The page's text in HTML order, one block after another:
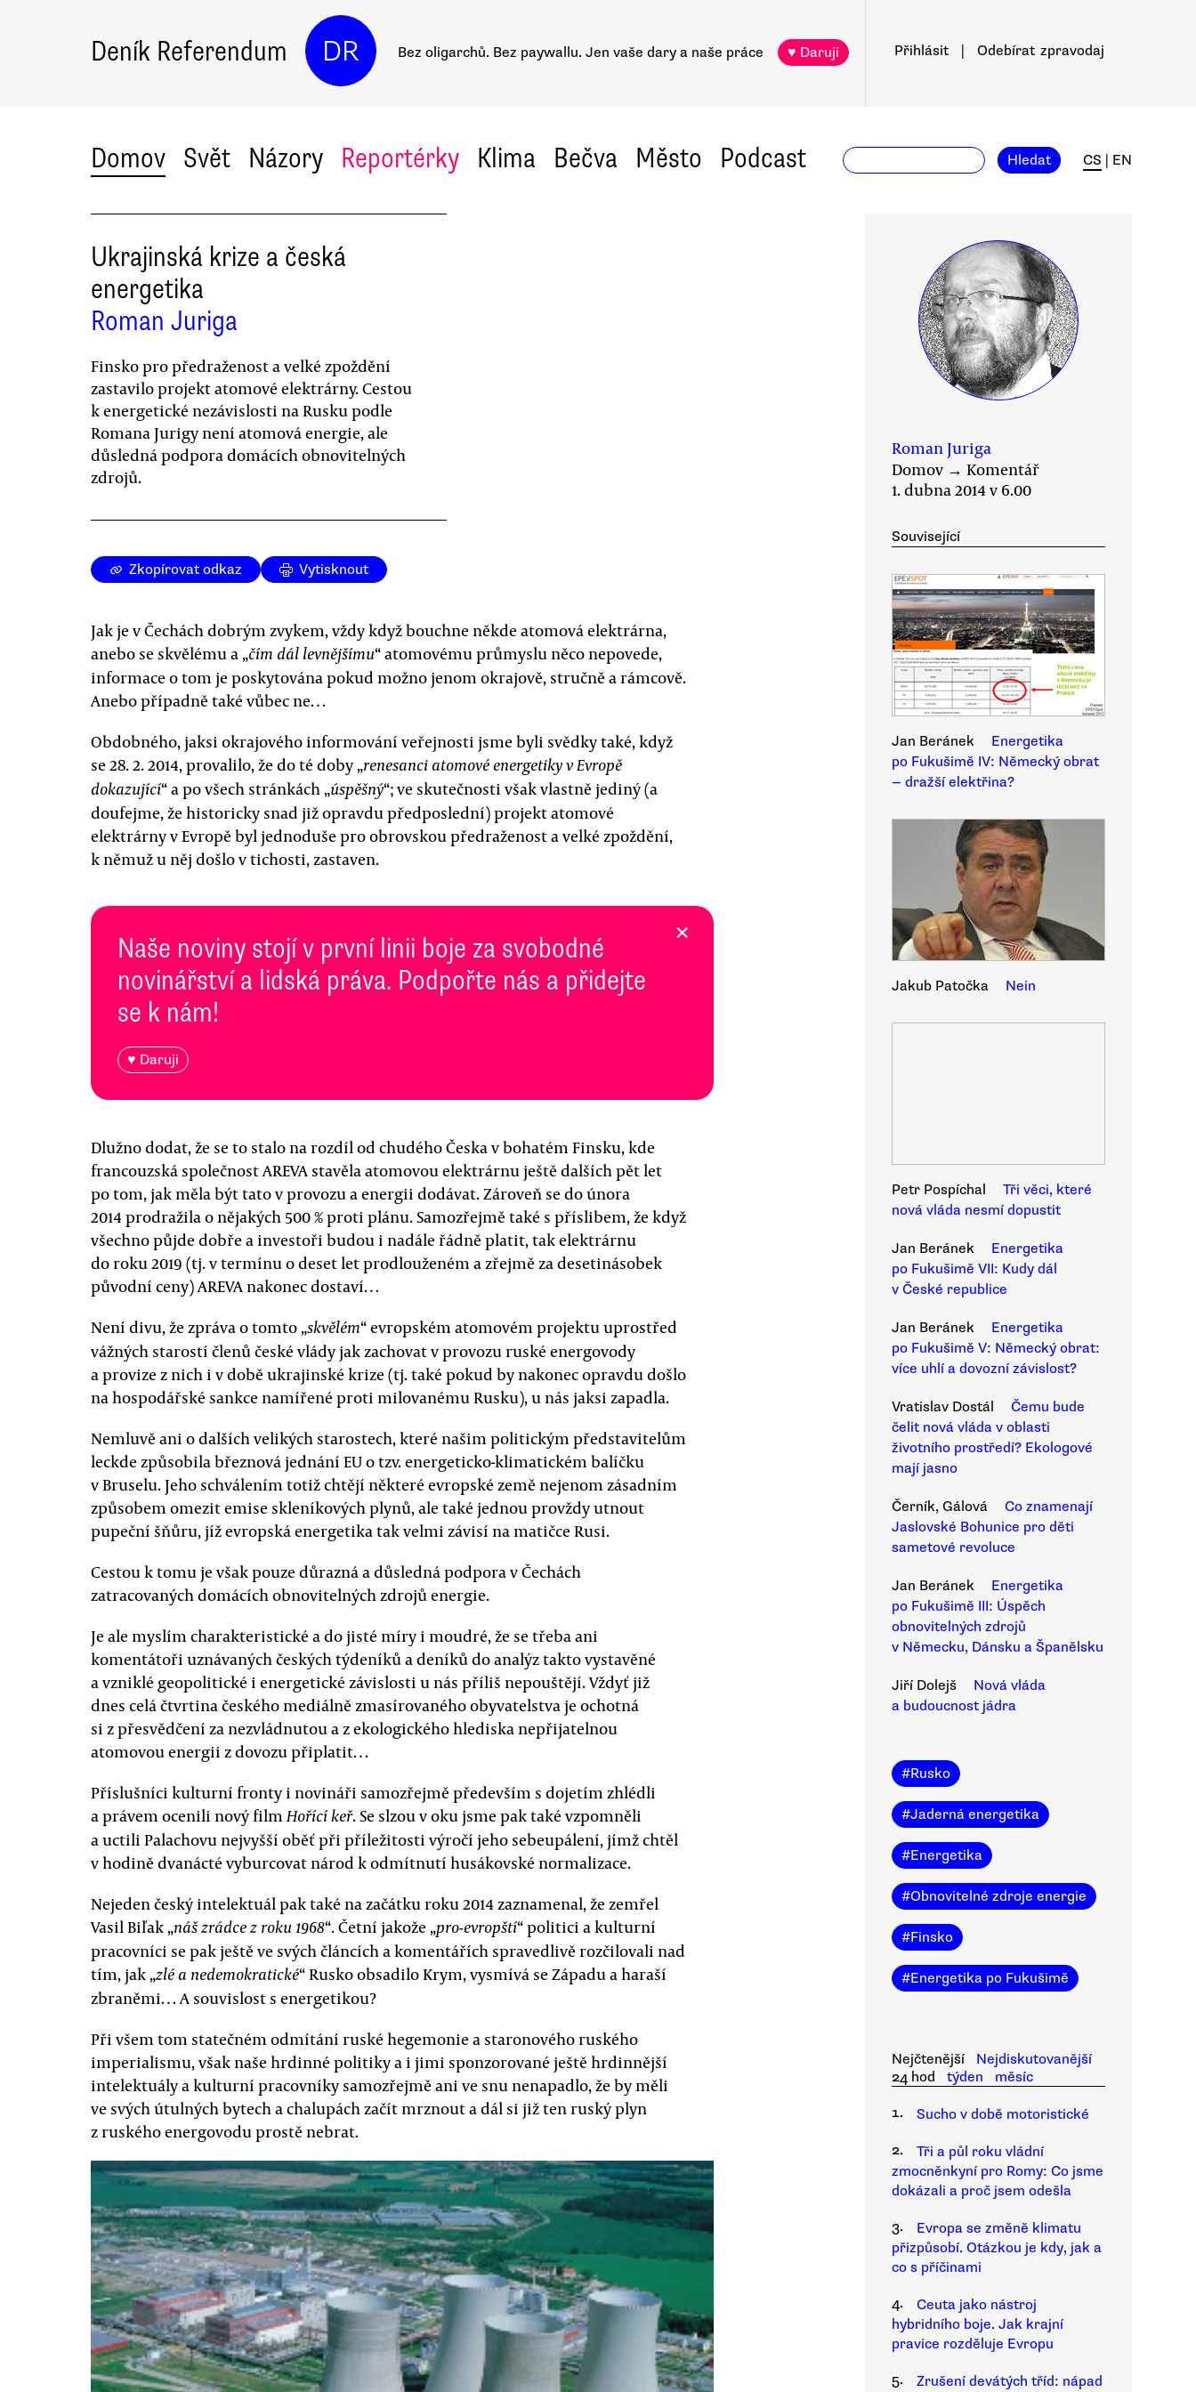
Deník Referendum DR Bez oligarchů. Bez paywallu. Jen vaše dary a naše práce ♥ Daruji Přihlásit Odebírat zpravodaj
Domov Svět Názory Reportérky Klima Bečva Město Podcast Hledat CS EN
Ukrajinská krize a česká
energetika
Roman Juriga
Finsko pro předraženost a velké zpoždění
zastavilo projekt atomové elektrárny. Cestou
k energetické nezávislosti na Rusku podle
Romana Jurigy není atomová energie, ale
důsledná podpora domácích obnovitelných
zdrojů.
Zkopírovat odkaz Vytisknout
Jak je v Čechách dobrým zvykem, vždy když bouchne někde atomová elektrárna,
anebo se skvělému a „čím dál levnějšímu“ atomovému průmyslu něco nepovede,
informace o tom je poskytována pokud možno jenom okrajově, stručně a rámcově.
Anebo případně také vůbec ne…
Obdobného, jaksi okrajového informování veřejnosti jsme byli svědky také, když
se 28. 2. 2014, provalilo, že do té doby „renesanci atomové energetiky v Evropě
dokazující“ a po všech stránkách „úspěšný“; ve skutečnosti však vlastně jediný (a
doufejme, že historicky snad již opravdu předposlední) projekt atomové
elektrárny v Evropě byl jednoduše pro obrovskou předraženost a velké zpoždění,
k němuž u něj došlo v tichosti, zastaven.
Naše noviny stojí v první linii boje za svobodné
novinářství a lidská práva. Podpořte nás a přidejte
se k nám!
♥ Daruji
×
Dlužno dodat, že se to stalo na rozdíl od chudého Česka v bohatém Finsku, kde
francouzská společnost AREVA stavěla atomovou elektrárnu ještě dalších pět let
po tom, jak měla být tato v provozu a energii dodávat. Zároveň se do února
2014 prodražila o nějakých 500 % proti plánu. Samozřejmě také s příslibem, že když
všechno půjde dobře a investoři budou i nadále řádně platit, tak elektrárnu
do roku 2019 (tj. v termínu o deset let prodlouženém a zřejmě za desetinásobek
původní ceny) AREVA nakonec dostaví…
Není divu, že zpráva o tomto „skvělém“ evropském atomovém projektu uprostřed
vážných starostí členů české vlády jak zachovat v provozu ruské energovody
a provize z nich i v době ukrajinské krize (tj. také pokud by nakonec opravdu došlo
na hospodářské sankce namířené proti milovanému Rusku), u nás jaksi zapadla.
Nemluvě ani o dalších velikých starostech, které našim politickým představitelům
leckde způsobila březnová jednání EU o tzv. energeticko-klimatickém balíčku
v Bruselu. Jeho schválením totiž chtějí některé evropské země nejenom zásadním
způsobem omezit emise skleníkových plynů, ale také jednou provždy utnout
pupeční šňůru, jíž evropská energetika tak velmi závisí na matičce Rusi.
Cestou k tomu je však pouze důrazná a důsledná podpora v Čechách
zatracovaných domácích obnovitelných zdrojů energie.
Je ale myslím charakteristické a do jisté míry i moudré, že se třeba ani
komentátoři uznávaných českých týdeníků a deníků do analýz takto vystavěné
a vzniklé geopolitické i energetické závislosti u nás příliš nepouštějí. Vždyť již
dnes celá čtvrtina českého mediálně zmasírovaného obyvatelstva je ochotná
si z přesvědčení za nezvládnutou a z ekologického hlediska nepřijatelnou
atomovou energii z dovozu připlatit…
Příslušníci kulturní fronty i novináři samozřejmě především s dojetím zhlédli
a právem ocenili nový filmHořící keř. Se slzou v oku jsme pak také vzpomněli
a uctili Palachovu nejvyšší oběť při příležitosti výročí jeho sebeupálení, jímž chtěl
v hodině dvanácté vyburcovat národ k odmítnutí husákovské normalizace.
Nejeden český intelektuál pak také na začátku roku 2014 zaznamenal, že zemřel
Vasil Biľak „náš zrádce z roku 1968“. Četní jakože „pro-evropští“ politici a kulturní
pracovníci se pak ještě ve svých článcích a komentářích spravedlivě rozčilovali nad
tím, jak „zlé a nedemokratické“ Rusko obsadilo Krym, vysmívá se Západu a haraší
zbraněmi… A souvislost s energetikou?
Při všem tom statečném odmítání ruské hegemonie a staronového ruského
imperialismu, však naše hrdinné politiky a i jimi sponzorované ještě hrdinnější
intelektuály a kulturní pracovníky samozřejmě ani ve snu nenapadlo, že by měli
ve svých útulných bytech a chalupách začít mrznout a dál si již ten ruský plyn
z ruského energovodu prostě nebrat.
Roman Juriga
Domov → Komentář
1. dubna 2014 v 6.00
Související
Jan Beránek
Energetika
po Fukušimě IV: Německý obrat
— dražší elektřina?
Jakub Patočka Nein
Petr Pospíchal
Tři věci, které
nová vláda nesmí dopustit
Jan Beránek
Energetika
po Fukušimě VII: Kudy dál
v České republice
Jan Beránek
Energetika
po Fukušimě V: Německý obrat:
více uhlí a dovozní závislost?
Vratislav Dostál
Čemu bude
čelit nová vláda v oblasti
životního prostředí? Ekologové
mají jasno
Černík, Gálová
Co znamenají
Jaslovské Bohunice pro děti
sametové revoluce
Jan Beránek
Energetika
po Fukušimě III: Úspěch
obnovitelných zdrojů
v Německu, Dánsku a Španělsku
Jiří Dolejš
Nová vláda
a budoucnost jádra
#Rusko
#Jaderná energetika
#Energetika
#Obnovitelné zdroje energie
#Finsko
#Energetika po Fukušimě
Nejčtenější
Nejdiskutovanější
24 hod
týden
měsíc
1.
Sucho v době motoristické
2.
Tři a půl roku vládní
zmocněnkyní pro Romy: Co jsme
dokázali a proč jsem odešla
3.
Evropa se změně klimatu
přizpůsobí. Otázkou je kdy, jak a
co s příčinami
4.
Ceuta jako nástroj
hybridního boje. Jak krajní
pravice rozděluje Evropu
5.
Zrušení devátých tříd: nápad